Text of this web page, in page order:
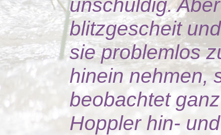
unschuldig.
blitzgescheit
sie problemlos
hinein nehmen,
beobachtet
Hoppler hin-